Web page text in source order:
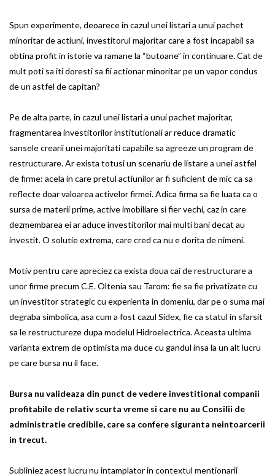
Spun experimente, deoarece in cazul unei listari a unui pachet
minoritar de actiuni, investitorul majoritar care a fost incapabil sa
obtina profit in istorie va ramane la “butoane” in continuare. Cat de
mult poti sa iti doresti sa fii actionar minoritar pe un vapor condus
de un astfel de capitan?
Pe de alta parte, in cazul unei listari a unui pachet majoritar,
fragmentarea investitorilor institutionali ar reduce dramatic
sansele crearii unei majoritati capabile sa agreeze un program de
restructurare. Ar exista totusi un scenariu de listare a unei astfel
de firme: acela in care pretul actiunilor ar fi suficient de mic ca sa
reflecte doar valoarea activelor firmei. Adica firma sa fie luata ca o
sursa de materii prime, active imobiliare si fier vechi, caz in care
dezmembarea ei ar aduce investitorilor mai multi bani decat au
investit. O solutie extrema, care cred ca nu e dorita de nimeni.
Motiv pentru care apreciez ca exista doua cai de restructurare a
unor firme precum C.E. Oltenia sau Tarom: fie sa fie privatizate cu
un investitor strategic cu experienta in domeniu, dar pe o suma mai
degraba simbolica, asa cum a fost cazul Sidex, fie ca statul in sfarsit
sa le restructureze dupa modelul Hidroelectrica. Aceasta ultima
varianta extrem de optimista ma duce cu gandul insa la un alt lucru
pe care bursa nu il face.
Bursa nu valideaza din punct de vedere investitional companii
profitabile de relativ scurta vreme si care nu au Consilii de
administratie credibile, care sa confere siguranta neintoarcerii
in trecut.
Subliniez acest lucru nu intamplator in contextul mentionarii